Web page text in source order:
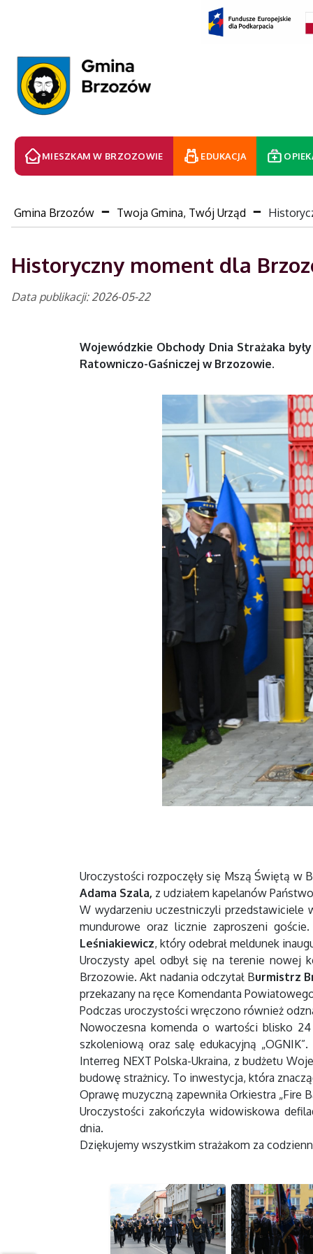
MIESZKAM W BRZOZOWIE EDUKACJA
Gmina Brzozów Twoja Gmina, Twój Urząd
Historyczny moment dla
Data publikacji: 2026-05-22
Wojewódzkie Obchody Dnia Strażaka
Ratowniczo-Gaśniczej w Brzozowie.
Uroczystości rozpoczęły się Mszą Świętą w
Adama Szala, z udziałem kapelanów
W wydarzeniu uczestniczyli przedstawiciele
mundurowe oraz licznie zaproszeni
Leśniakiewicz, który odebrał meldunek
Uroczysty apel odbył się na terenie nowej
Brzozowie. Akt nadania odczytał Burmistrz
przekazany na ręce Komendanta
Podczas uroczystości wręczono również
Nowoczesna komenda o wartości blisko
szkoleniową oraz salę edukacyjną
Interreg NEXT Polska-Ukraina, z budżetu
budowę strażnicy. To inwestycja, która
Oprawę muzyczną zapewniła Orkiestra „Fire
Uroczystości zakończyła widowiskowa
dnia.
Dziękujemy wszystkim strażakom za